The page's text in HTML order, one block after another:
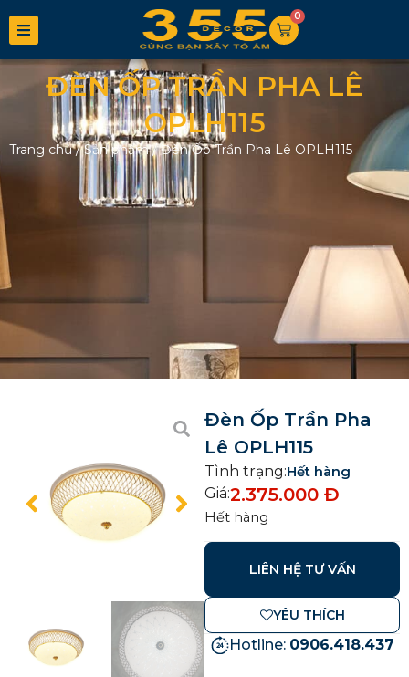
0
ĐÈN ỐP TRẦN PHA LÊ
OPLH115
Trang chủ/Sản phẩm/Đèn Ốp Trần Pha Lê OPLH115
Đèn Ốp Trần Pha
Lê OPLH115
Tình trạng:Hết hàng
Giá:2.375.000 Đ
Hết hàng
LIÊN HỆ TƯ VẤN
YÊU THÍCH
Hotline: 0906.418.437